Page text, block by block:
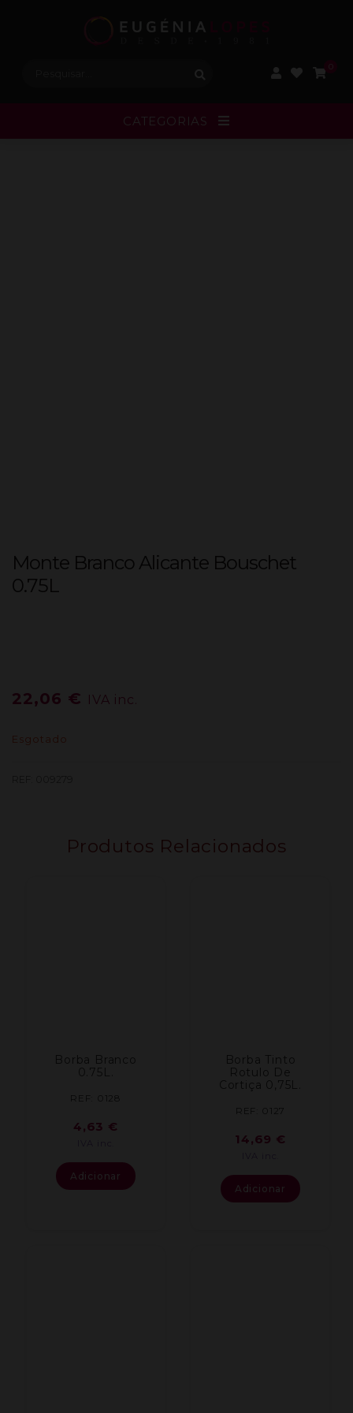
CATEGORIAS
Monte Branco Alicante Bouschet
0.75L
22,06 € IVA inc.
Esgotado
Produtos Relacionados
Borba Branco
0.75L.
REF: 0128
4,63 €
Adicionar
Borba Tinto
Rotulo De
Cortiça 0,75L.
REF: 0127
14,69 €
Adicionar